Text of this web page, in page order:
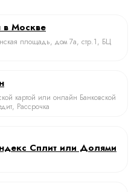
Москве
площадь, дом 7а, стр.1, БЦ
картой или онлайн Банковской
Рассрочка
Сплит или Долями